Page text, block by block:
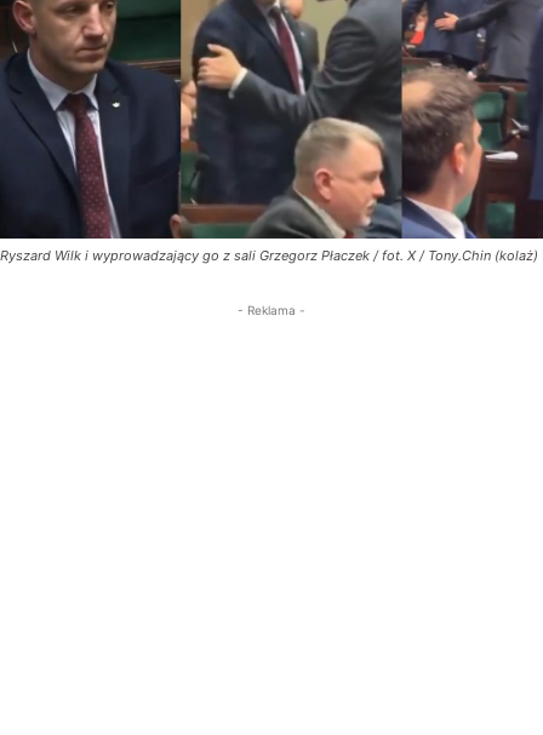
Ryszard Wilk i wyprowadzający go z sali Grzegorz Płaczek / fot. X / Tony.Chin (kolaż)
- Reklama -